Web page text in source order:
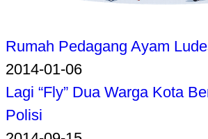
Rumah Pedagang Ayam
2014-01-06
Lagi “Fly” Dua Warga Kota
Polisi